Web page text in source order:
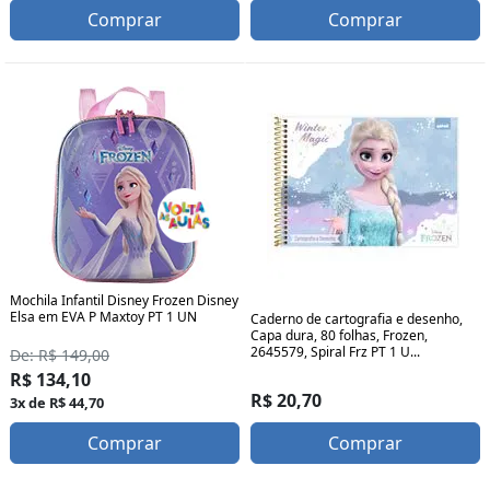
Comprar Comprar
Mochila Infantil Disney Frozen Disney
Elsa em EVA P Maxtoy PT 1 UN
De: R$ 149,00
R$ 134,10
3x de R$ 44,70
Comprar
Caderno de cartografia e desenho,
Capa dura, 80 folhas, Frozen,
2645579, Spiral Frz PT 1 U...
R$ 20,70
Comprar